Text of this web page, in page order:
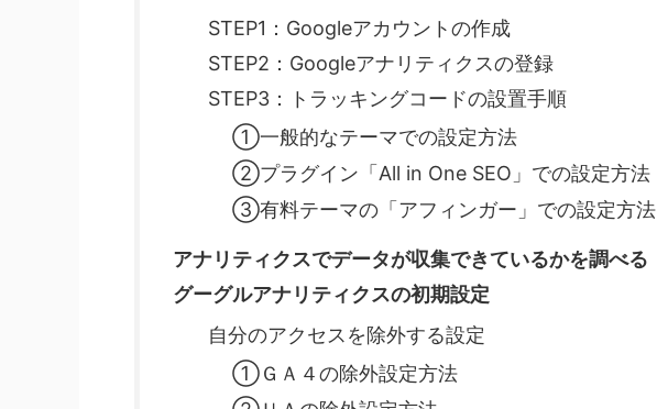
STEP1：Googleアカウントの作成
STEP2：Googleアナリティクスの登録
STEP3：トラッキングコードの設置手順
①一般的なテーマでの設定方法
②プラグイン「All in One SEO」での設定方法
③有料テーマの「アフィンガー」での設定方法
アナリティクスでデータが収集できているかを調べる
グーグルアナリティクスの初期設定
自分のアクセスを除外する設定
①ＧＡ４の除外設定方法